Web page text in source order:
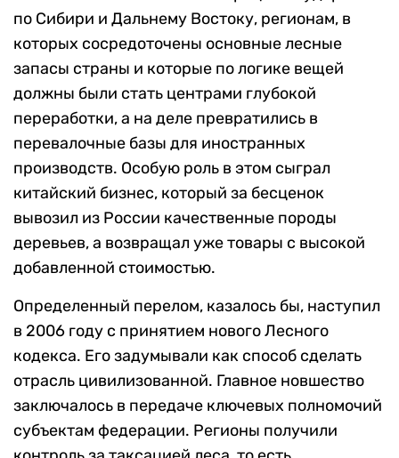
по Сибири и Дальнему Востоку, регионам, в
которых сосредоточены основные лесные
запасы страны и которые по логике вещей
должны были стать центрами глубокой
переработки, а на деле превратились в
перевалочные базы для иностранных
производств. Особую роль в этом сыграл
китайский бизнес, который за бесценок
вывозил из России качественные породы
деревьев, а возвращал уже товары с высокой
добавленной стоимостью.
Определенный перелом, казалось бы, наступил
в 2006 году с принятием нового Лесного
кодекса. Его задумывали как способ сделать
отрасль цивилизованной. Главное новшество
заключалось в передаче ключевых полномочий
субъектам федерации. Регионы получили